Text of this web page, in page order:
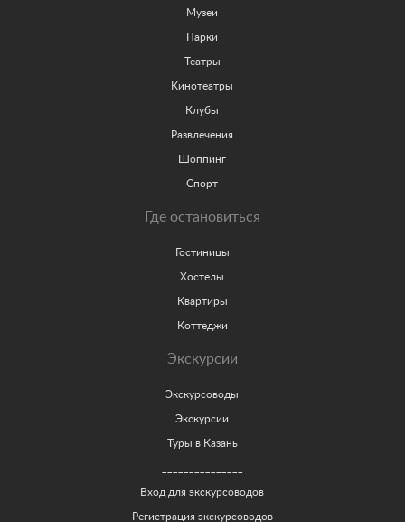
Музеи
Парки
Театры
Кинотеатры
Клубы
Развлечения
Шоппинг
Спорт
Где остановиться
Гостиницы
Хостелы
Квартиры
Коттеджи
Экскурсии
Экскурсоводы
Экскурсии
Туры в Казань
Вход для экскурсоводов
Регистрация экскурсоводов